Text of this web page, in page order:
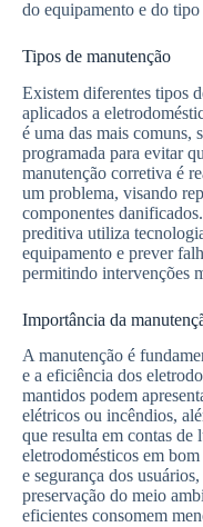
do equipamento e do
Tipos de manutenção
Existem diferentes tipos
aplicados a
é uma das mais comuns,
programada para evitar
manutenção corretiva é
um problema, visando
componentes
preditiva utiliza
equipamento e prever
permitindo intervenções
Importância da
A manutenção é
e a eficiência dos
mantidos podem
elétricos ou incêndios,
que resulta em contas de
eletrodomésticos em
e segurança dos
preservação do meio
eficientes consomem